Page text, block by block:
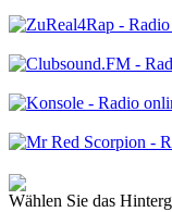
Wählen Sie das